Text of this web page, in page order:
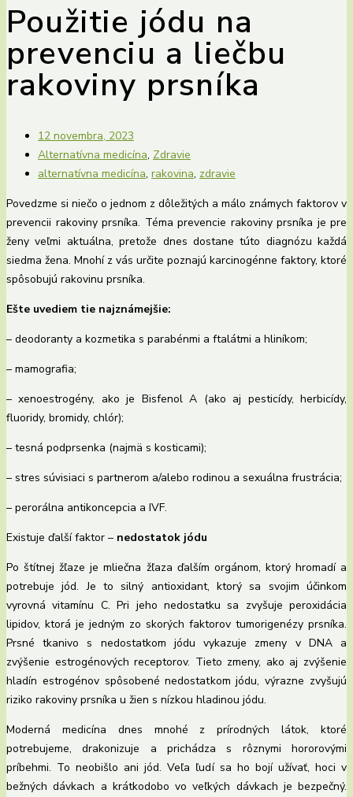
Použitie jódu na
prevenciu a liečbu
rakoviny prsníka
12 novembra, 2023
Alternatívna medicína, Zdravie
alternatívna medicína, rakovina, zdravie
Povedzme si niečo o jednom z dôležitých a málo známych faktorov v
prevencii rakoviny prsníka. Téma prevencie rakoviny prsníka je pre
ženy veľmi aktuálna, pretože dnes dostane túto diagnózu každá
siedma žena. Mnohí z vás určite poznajú karcinogénne faktory, ktoré
spôsobujú rakovinu prsníka.
Ešte uvediem tie najznámejšie:
– deodoranty a kozmetika s parabénmi a ftalátmi a hliníkom;
– mamografia;
– xenoestrogény, ako je Bisfenol A (ako aj pesticídy, herbicídy,
fluoridy, bromidy, chlór);
– tesná podprsenka (najmä s kosticami);
– stres súvisiaci s partnerom a/alebo rodinou a sexuálna frustrácia;
– perorálna antikoncepcia a IVF.
Existuje ďalší faktor – nedostatok jódu
Po štítnej žľaze je mliečna žľaza ďalším orgánom, ktorý hromadí a
potrebuje jód. Je to silný antioxidant, ktorý sa svojim účinkom
vyrovná vitamínu C. Pri jeho nedostatku sa zvyšuje peroxidácia
lipidov, ktorá je jedným zo skorých faktorov tumorigenézy prsníka.
Prsné tkanivo s nedostatkom jódu vykazuje zmeny v DNA a
zvýšenie estrogénových receptorov. Tieto zmeny, ako aj zvýšenie
hladín estrogénov spôsobené nedostatkom jódu, výrazne zvyšujú
riziko rakoviny prsníka u žien s nízkou hladinou jódu.
Moderná medicína dnes mnohé z prírodných látok, ktoré
potrebujeme, drakonizuje a prichádza s rôznymi hororovými
príbehmi. To neobišlo ani jód. Veľa ľudí sa ho bojí užívať, hoci v
bežných dávkach a krátkodobo vo veľkých dávkach je bezpečný.